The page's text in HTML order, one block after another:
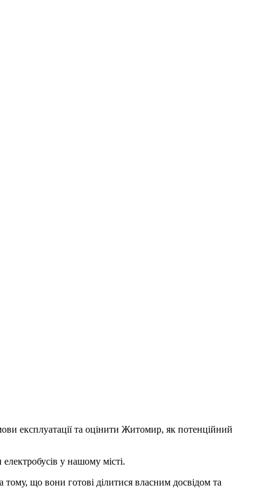
експлуатації та оцінити Житомир, як потенційний
у нашому місті.
що вони готові ділитися власним досвідом та